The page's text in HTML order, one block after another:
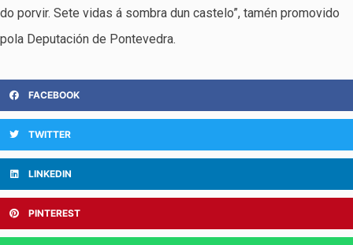
do porvir. Sete vidas á sombra dun castelo”, tamén promovido
pola Deputación de Pontevedra.
FACEBOOK
TWITTER
LINKEDIN
PINTEREST